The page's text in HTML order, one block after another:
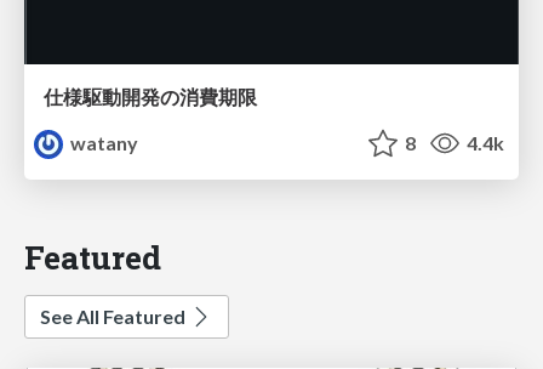
仕様駆動開発の消費期限
watany
8 4.4k
Featured
See All Featured